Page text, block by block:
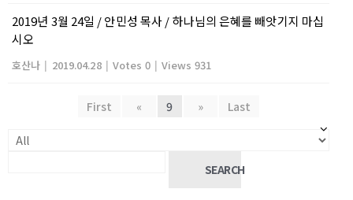
2019년 3월 24일 / 안민성 목사 / 하나님의 은혜를 빼앗기지 마십
시오
호산나 | 2019.04.28 | Votes 0 | Views 931
First « 9 » Last
SEARCH